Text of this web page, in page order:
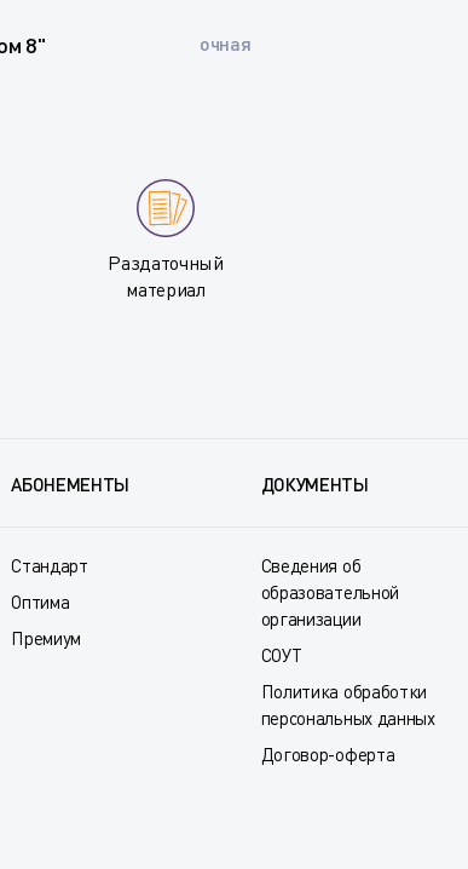
8" очная
Раздаточный
материал
АБОНЕМЕНТЫ
Стандарт
Оптима
Премиум
ДОКУМЕНТЫ
Сведения об
образовательной
организации
СОУТ
Политика обработки
персональных данных
Договор-оферта